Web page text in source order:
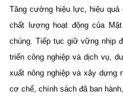
Tăng cường hiệu lực, hiệu
chất lượng hoạt động của
chúng. Tiếp tục giữ vững nhịp
triển công nghiệp và dịch vụ,
xuất nông nghiệp và xây dựng
cơ chế, chính sách đã ban